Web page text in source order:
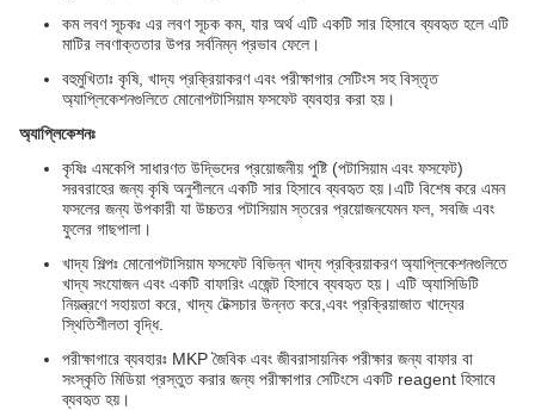
কম লবণ সূচকঃ এর লবণ সূচক কম, যার অর্থ এটি একটি সার হিসাবে ব্যবহৃত হলে এটি
মাটির লবণাক্ততার উপর সর্বনিম্ন প্রভাব ফেলে।
বহুমুখিতাঃ কৃষি, খাদ্য প্রক্রিয়াকরণ এবং পরীক্ষাগার সেটিংস সহ বিস্তৃত
অ্যাপ্লিকেশনগুলিতে মোনোপটাসিয়াম ফসফেট ব্যবহার করা হয়।
অ্যাপ্লিকেশনঃ
কৃষিঃ এমকেপি সাধারণত উদ্ভিদের প্রয়োজনীয় পুষ্টি (পটাসিয়াম এবং ফসফেট)
সরবরাহের জন্য কৃষি অনুশীলনে একটি সার হিসাবে ব্যবহৃত হয়।এটি বিশেষ করে এমন
ফসলের জন্য উপকারী যা উচ্চতর পটাসিয়াম স্তরের প্রয়োজনযেমন ফল, সবজি এবং
ফুলের গাছপালা।
খাদ্য শিল্পঃ মোনোপটাসিয়াম ফসফেট বিভিন্ন খাদ্য প্রক্রিয়াকরণ অ্যাপ্লিকেশনগুলিতে
খাদ্য সংযোজন এবং একটি বাফারিং এজেন্ট হিসাবে ব্যবহৃত হয়। এটি অ্যাসিডিটি
নিয়ন্ত্রণে সহায়তা করে, খাদ্য টেক্সচার উন্নত করে,এবং প্রক্রিয়াজাত খাদ্যের
স্থিতিশীলতা বৃদ্ধি.
পরীক্ষাগারে ব্যবহারঃ MKP জৈবিক এবং জীবরাসায়নিক পরীক্ষার জন্য বাফার বা
সংস্কৃতি মিডিয়া প্রস্তুত করার জন্য পরীক্ষাগার সেটিংসে একটি reagent হিসাবে
ব্যবহৃত হয়।